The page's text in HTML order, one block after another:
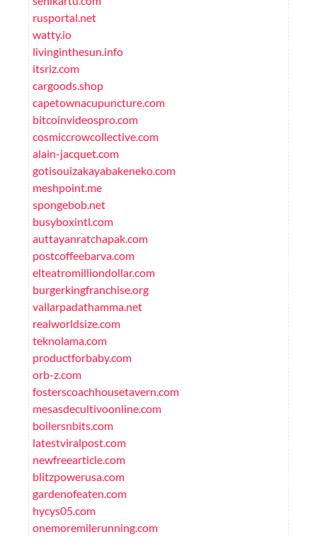
rusportal.net
watty.io
livinginthesun.info
itsriz.com
cargoods.shop
capetownacupuncture.com
bitcoinvideospro.com
cosmiccrowcollective.com
alain-jacquet.com
gotisouizakayabakeneko.com
meshpoint.me
spongebob.net
busyboxintl.com
auttayanratchapak.com
postcoffeebarva.com
elteatromilliondollar.com
burgerkingfranchise.org
vallarpadathamma.net
realworldsize.com
teknolama.com
productforbaby.com
orb-z.com
fosterscoachhousetavern.com
mesasdecultivoonline.com
boilersnbits.com
latestviralpost.com
newfreearticle.com
blitzpowerusa.com
gardenofeaten.com
hycys05.com
onemoremilerunning.com